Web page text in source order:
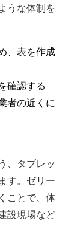
うな体制を
、表を作成
確認する
者の近くに
、タブレッ
す。ゼリー
ことで、体
設現場など